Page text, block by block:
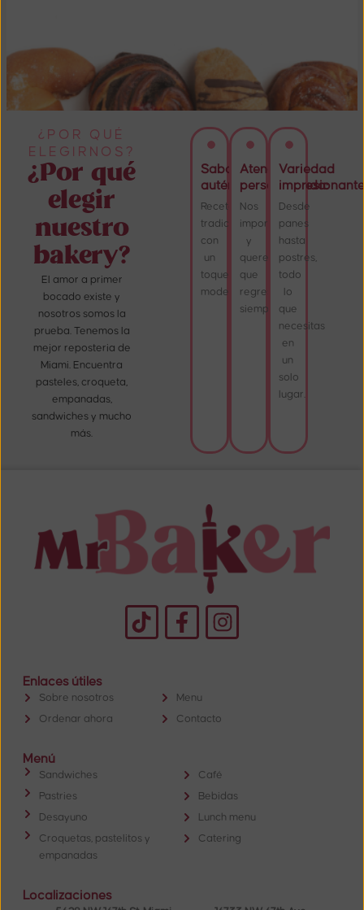
¿POR QUÉ
ELEGIRNOS?
¿Por qué
elegir
nuestro
bakery?
El amor a primer
bocado existe y
nosotros somos la
prueba. Tenemos la
mejor reposteria de
Miami. Encuentra
pasteles, croqueta,
empanadas,
sandwiches y mucho
más.
Sabor
auténtico:
Recetas
tradicionales
con
un
toque
moderno.
Atención
personalizada:
Nos
importas,
y
queremos
que
regreses
siempre.
Variedad
Desde
panes
hasta
postres,
todo
lo
que
necesitas
en
un
solo
lugar.
Enlaces útiles
Sobre nosotros
Ordenar ahora
Menu
Contacto
Menú
Sandwiches
Pastries
Desayuno
Croquetas, pastelitos y
empanadas
Café
Bebidas
Lunch menu
Catering
Localizaciones